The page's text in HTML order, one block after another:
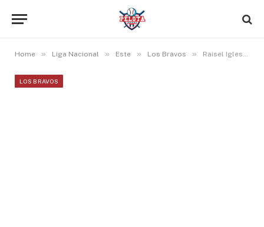
Home » Liga Nacional » Este » Los Bravos » Raisel Iglesias convocado por primera vez al All Star Game de la MLB
LOS BRAVOS